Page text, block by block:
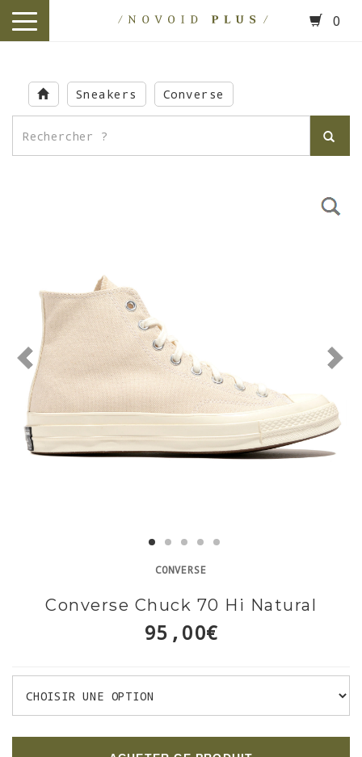
main
content
toggle
0
Sneakers Converse
CONVERSE
Converse Chuck 70 Hi Natural
95,00€